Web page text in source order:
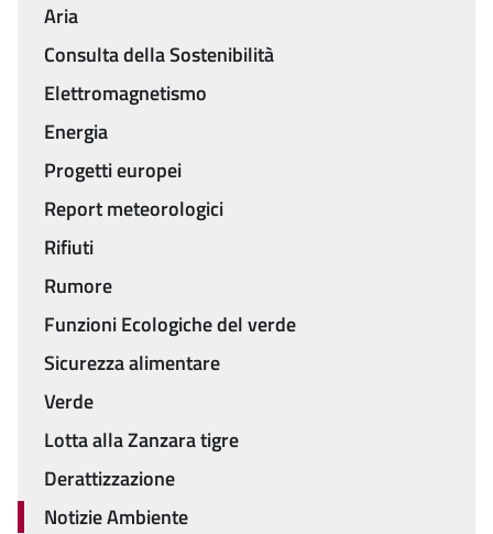
Aria
Consulta della Sostenibilità
Elettromagnetismo
Energia
Progetti europei
Report meteorologici
Rifiuti
Rumore
Funzioni Ecologiche del verde
Sicurezza alimentare
Verde
Lotta alla Zanzara tigre
Derattizzazione
Notizie Ambiente